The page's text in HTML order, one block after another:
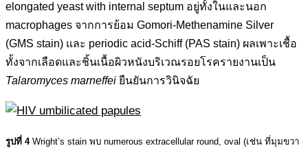
elongated yeast with internal septum อยู่ทั้งในและนอก
macrophages จากการย้อม Gomori-Methenamine Silver
(GMS stain) และ periodic acid-Schiff (PAS stain) ผลเพาะเชื้อ
ทั้งจากเลือดและชิ้นเนื้อผิวหนังบริเวณรอยโรครายงานเป็น
Talaromyces marneffei ยืนยันการวินิจฉัย
รูปที่ 4Wright’s stain พบ numerous extracellular round, oval (เช่น ที่มุมขวา